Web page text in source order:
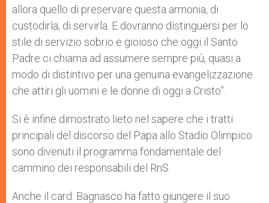
allora quello di preservare questa armonia, di
custodirla, di servirla. E dovranno distinguersi per lo
stile di servizio sobrio e gioioso che oggi il Santo
Padre ci chiama ad assumere sempre più, quasi a
modo di distintivo per una genuina evangelizzazione
che attiri gli uomini e le donne di oggi a Cristo”.
Si è infine dimostrato lieto nel sapere che i tratti
principali del discorso del Papa allo Stadio Olimpico
sono divenuti il programma fondamentale del
cammino dei responsabili del RnS.
Anche il card. Bagnasco ha fatto giungere il suo